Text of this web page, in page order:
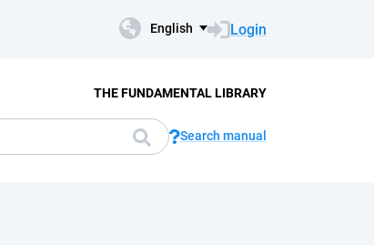
English Login
THE FUNDAMENTAL LIBRARY
Search manual